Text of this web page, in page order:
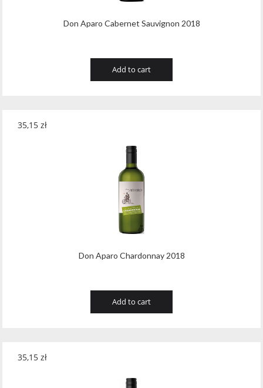
Don Aparo Cabernet Sauvignon 2018
Add to cart
Don Aparo Chardonnay 2018
35,15 zł
Add to cart
35,15 zł